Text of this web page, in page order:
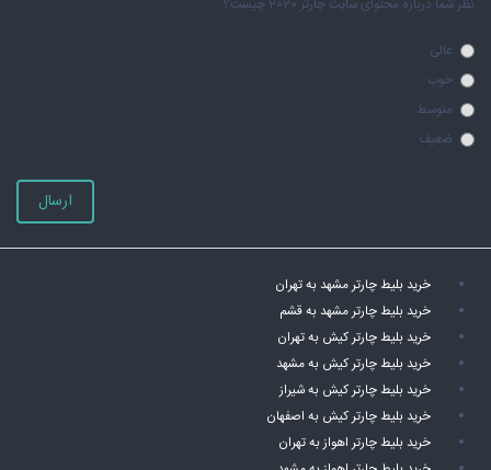
نظر شما درباره محتوای سایت چارتر 2020 چیست؟
عالی
خوب
متوسط
ضعیف
ارسال
خرید بلیط چارتر مشهد به تهران
خرید بلیط چارتر مشهد به قشم
خرید بلیط چارتر کیش به تهران
خرید بلیط چارتر کیش به مشهد
خرید بلیط چارتر کیش به شیراز
خرید بلیط چارتر کیش به اصفهان
خرید بلیط چارتر اهواز به تهران